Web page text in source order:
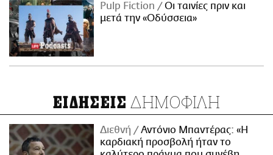
Pulp Fiction
Οι ταινίες πριν και
μετά την «Οδύσσεια»
ΕΙΔΗΣΕΙΣ ΔΗΜΟΦΙΛΗ
Διεθνή
Αντόνιο Μπαντέρας: «Η
καρδιακή προσβολή ήταν το